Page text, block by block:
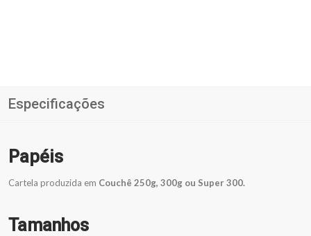
Especificações
Papéis
Cartela produzida em Couchê 250g, 300g ou Super 300.
Tamanhos